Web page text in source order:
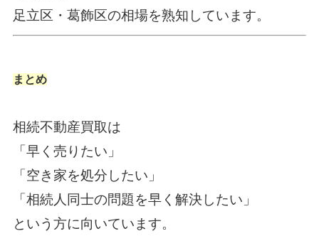
足立区・葛飾区の相場を熟知しています。
まとめ
相続不動産買取は
「早く売りたい」
「空き家を処分したい」
「相続人同士の問題を早く解決したい」
という方に向いています。